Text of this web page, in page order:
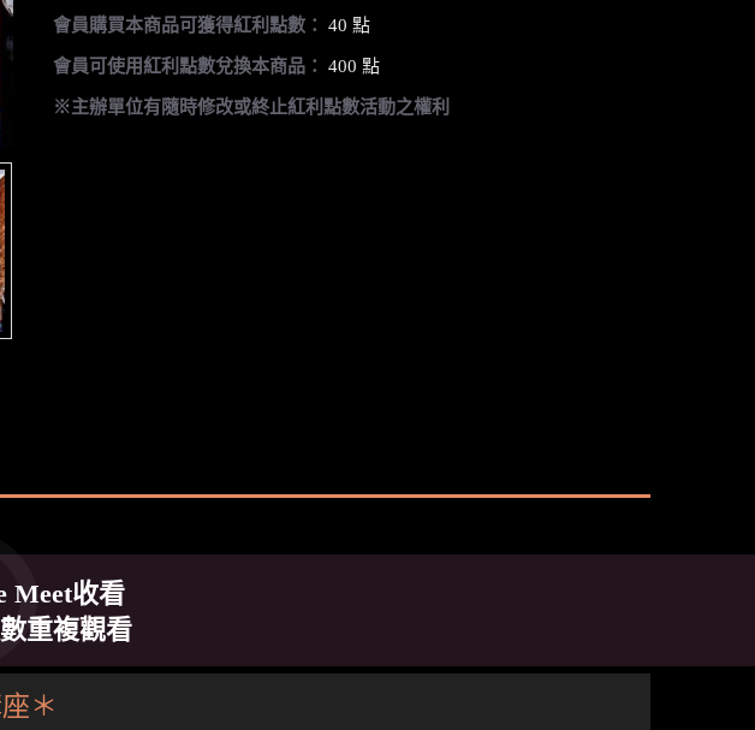
會員購買本商品可獲得紅利點數： 40 點
會員可使用紅利點數兌換本商品： 400 點
※主辦單位有隨時修改或終止紅利點數活動之權利
Meet收看
重複觀看
＊